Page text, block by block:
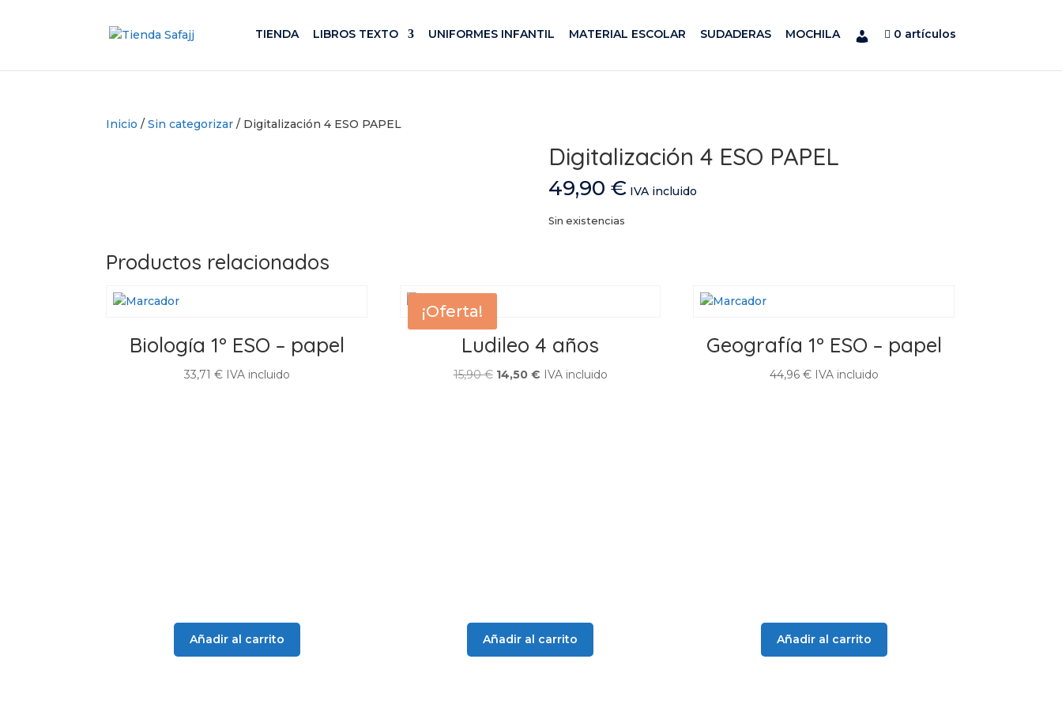
TIENDA LIBROS TEXTO UNIFORMES INFANTIL MATERIAL ESCOLAR SUDADERAS MOCHILA 0 artículos
Inicio /Sin categorizar / Digitalización 4 ESO PAPEL
Digitalización 4 ESO PAPEL
49,90 € IVA incluido
Sin existencias
Productos relacionados
Biología 1º ESO – papel
33,71 € IVA incluido
Añadir al carrito
¡Oferta!
Ludileo 4 años
15,90€ El
14,50 €ElIVA incluido
Añadir al carrito
Geografía 1º ESO – papel
44,96 € IVA incluido
Añadir al carrito